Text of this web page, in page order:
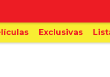
Exclusivas